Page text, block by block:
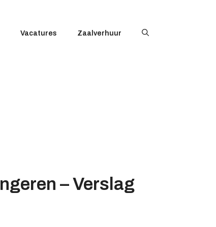
Vacatures Zaalverhuur
– Verslag